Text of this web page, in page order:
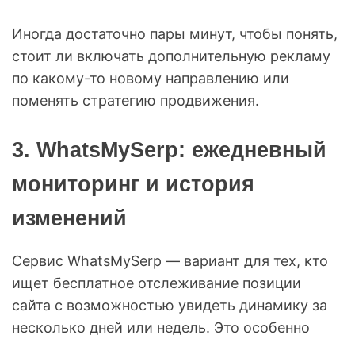
Иногда достаточно пары минут, чтобы понять,
стоит ли включать дополнительную рекламу
по какому-то новому направлению или
поменять стратегию продвижения.
3. WhatsMySerp: ежедневный
мониторинг и история
изменений
Сервис WhatsMySerp — вариант для тех, кто
ищет бесплатное отслеживание позиции
сайта с возможностью увидеть динамику за
несколько дней или недель. Это особенно